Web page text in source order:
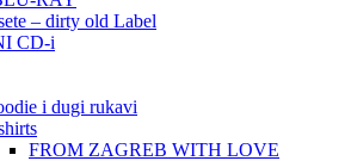
– dirty old Label
CD-i
i dugi rukavi
FROM ZAGREB WITH LOVE